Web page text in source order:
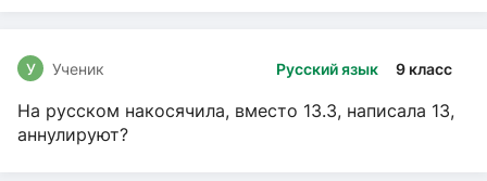
Русский язык 9 класс
У Ученик
На русском накосячила, вместо 13.3, написала 13,
аннулируют?